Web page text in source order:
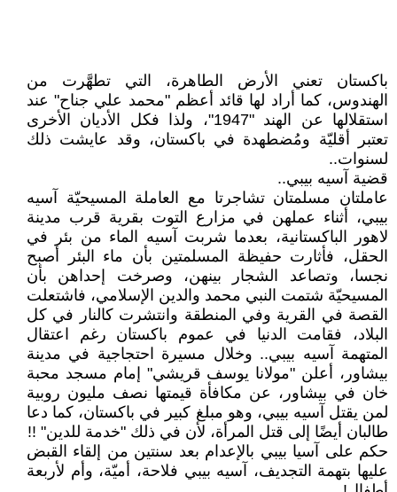
باكستان تعني الأرض الطاهرة، التي تطهَّرت من
الهندوس، كما أراد لها قائد أعظم "محمد علي جناح" عند
استقلالها عن الهند "1947"، ولذا فكل الأديان الأخرى
تعتبر أقليّة ومُضطهدة في باكستان، وقد عايشت ذلك
لسنوات..
قضية آسيه بيبي..
عاملتان مسلمتان تشاجرتا مع العاملة المسيحيّة آسيه
بيبي، أثناء عملهن في مزارع التوت بقرية قرب مدينة
لاهور الباكستانية، بعدما شربت آسيه الماء من بئر في
الحقل، فأثارت حفيظة المسلمتين بأن ماء البئر أصبح
نجسا، وتصاعد الشجار بينهن، وصرخت إحداهن بأن
المسيحيّة شتمت النبي محمد والدين الإسلامي، فاشتعلت
القصة في القرية وفي المنطقة وانتشرت كالنار في كل
البلاد، فقامت الدنيا في عموم باكستان رغم اعتقال
المتهمة آسيه بيبي.. وخلال مسيرة احتجاجية في مدينة
بيشاور، أعلن "مولانا يوسف قريشي" إمام مسجد محبة
خان في بيشاور، عن مكافأة قيمتها نصف مليون روبية
لمن يقتل آسيه بيبي، وهو مبلغ كبير في باكستان، كما دعا
طالبان أيضًا إلى قتل المرأة، لأن في ذلك "خدمة للدين" !!
حكم على آسيا بيبي بالإعدام بعد سنتين من إلقاء القبض
عليها بتهمة التجديف، آسيه بيبي فلاحة، أميّة، وأم لأربعة